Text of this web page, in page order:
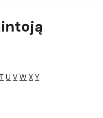
T U V W X Y